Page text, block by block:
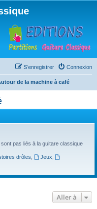
Connexion
S’enregistrer
de la machine à café
pas liés à la guitare classique
drôles Jeux
Aller à